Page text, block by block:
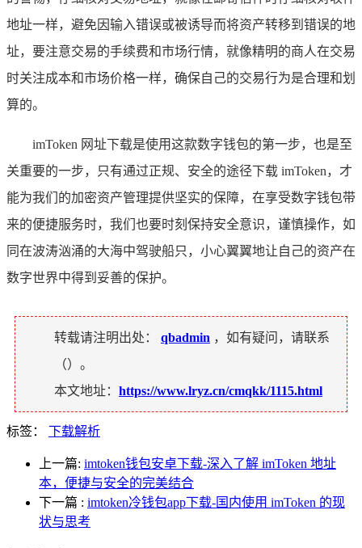
地址一样，避免因输入错误或被诱导而将资产转移到错误的地
址，要注意交易的手续费和市场行情，就像精明的商人在交易
时关注成本和市场价格一样，确保自己的交易行为是合理和划
算的。
imToken 网址下载是使用这款数字钱包的第一步，也是至
关重要的一步，只有通过正规、安全的途径下载 imToken，才
能为我们的加密资产管理提供坚实的保障，在享受数字钱包带
来的便捷服务时，我们也要时刻保持安全意识，谨慎操作，如
同在波涛汹涌的大海中驾驶船只，小心翼翼地让自己的资产在
数字世界中得到妥善的保护。
转载请注明出处： qbadmin ，如有疑问，请联系
（）。
本文地址： https://www.lryz.cn/cmqkk/1115.html
标签： 下载解析
上一篇: imtoken钱包安卓下载-深入了解 imToken 地址
本，便捷与安全的完美结合
下一篇 : imtoken冷钱包app下载-国内使用 imToken 的现
状与思考